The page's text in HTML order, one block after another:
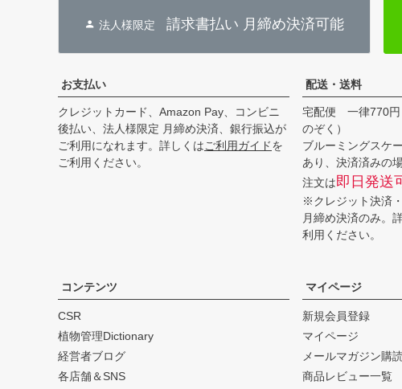
法人様限定請求書払い 月締め決済可能
お支払い
クレジットカード、Amazon Pay、コンビニ
後払い、法人様限定 月締め決済、銀行振込が
ご利用になれます。詳しくはご利用ガイドを
ご利用ください。
配送・送料
宅配便 一律770円
のぞく）
ブルーミングスケ
あり、決済済みの
注文は即日発送
※クレジット決済
月締め決済のみ。
利用ください。
コンテンツ
CSR
植物管理Dictionary
経営者ブログ
各店舗＆SNS
マイページ
新規会員登録
マイページ
メールマガジン購
商品レビュー一覧